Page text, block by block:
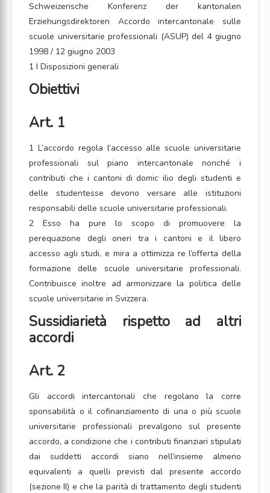
Schweizerische Konferenz der kantonalen
Erziehungsdirektoren Accordo intercantonale sulle
scuole universitarie professionali (ASUP) del 4 giugno
1998 / 12 giugno 2003
1 I Disposizioni generali
Obiettivi
Art. 1
1 L’accordo regola l’accesso alle scuole universitarie
professionali sul piano intercantonale nonché i
contributi che i cantoni di domic ilio degli studenti e
delle studentesse devono versare alle istituzioni
responsabili delle scuole universitarie professionali.
2 Esso ha pure lo scopo di promuovere la
perequazione degli oneri tra i cantoni e il libero
accesso agli studi, e mira a ottimizza re l’offerta della
formazione delle scuole universitarie professionali.
Contribuisce inoltre ad armonizzare la politica delle
scuole universitarie in Svizzera.
Sussidiarietà rispetto ad altri
accordi
Art. 2
Gli accordi intercantonali che regolano la corre
sponsabilità o il cofinanziamento di una o più scuole
universitarie professionali prevalgono sul presente
accordo, a condizione che i contributi finanziari stipulati
dai suddetti accordi siano nell’insieme almeno
equivalenti a quelli previsti dal presente accordo
(sezione II) e che la parità di trattamento degli studenti